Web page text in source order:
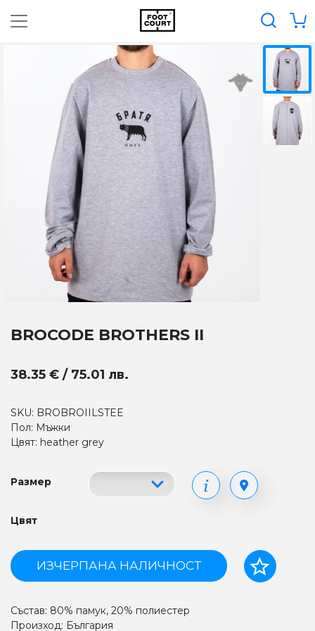
BROCODE BROTHERS II
38.35 € / 75.01 лв.
SKU: BROBROIILSTEE
Пол: Мъжки
Цвят: heather grey
Размер
Цвят
ИЗЧЕРПАНА НАЛИЧНОСТ
Състав: 80% памук, 20% полиестер
Произход: България